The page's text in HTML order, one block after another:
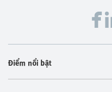
Điểm nổi bật